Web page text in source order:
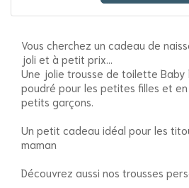
Vous cherchez un cadeau de
joli et à petit prix...
Une jolie trousse de toilette Baby
poudré pour les petites filles et
petits garçons.
Un petit cadeau idéal pour les
maman
Découvrez aussi nos trousses